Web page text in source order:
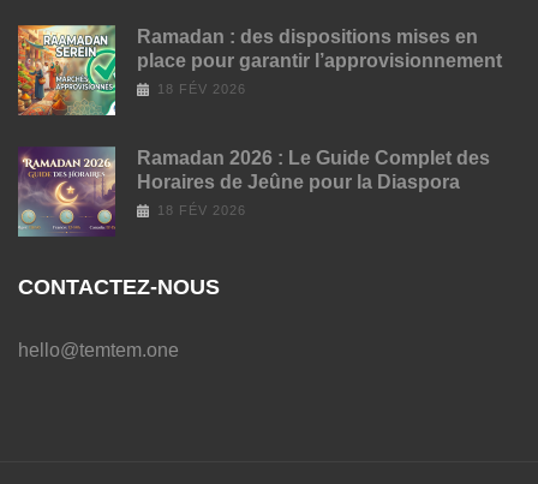
Ramadan : des dispositions mises en
place pour garantir l’approvisionnement
18 FÉV 2026
Ramadan 2026 : Le Guide Complet des
Horaires de Jeûne pour la Diaspora
18 FÉV 2026
CONTACTEZ-NOUS
hello@temtem.one